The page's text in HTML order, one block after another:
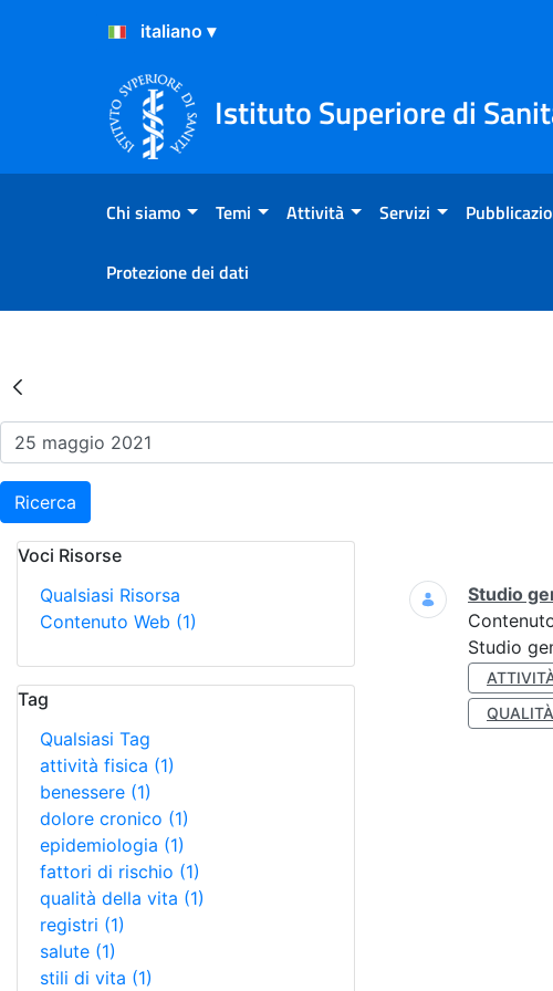
Salta al Contenuto
Salta al Footer
Istituto Superiore di
Chi siamo Temi Attività Servizi
Protezione dei dati
Risultati della Ricerca - Eventi
Ricerca
Voci Risorse
Qualsiasi Risorsa
Contenuto Web (1)
Tag
Qualsiasi Tag
attività fisica (1)
benessere (1)
dolore cronico (1)
epidemiologia (1)
fattori di rischio (1)
qualità della vita (1)
registri (1)
salute (1)
stili di vita (1)
Ricerca
Studio
Studio